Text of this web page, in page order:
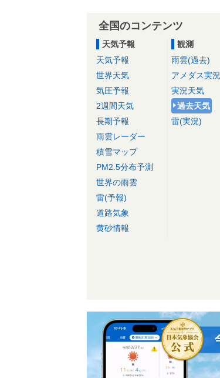
全国のコンテンツ
天気予報
天気予報
世界天気
気圧予報
2週間天気
長期予報
雨雲レーダー
積雪マップ
PM2.5分布予測
世界の雨雲
雷(予報)
道路気象
黄砂情報
観測
雨雲(過去)
アメダス実況
実況天気
過去天気
雷(実況)